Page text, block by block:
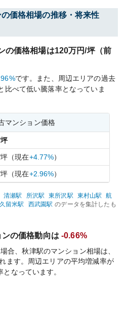
価格相場の推移・将来性
の価格相場は120万円/坪（前
です。
また、周辺エリアの過去
比べて低い騰落率となっていま
マンション価格
（現在+4.77%）
（現在+2.96%）
清瀬駅 所沢駅 東所沢駅 東村山駅
航
留米駅 西武園駅 のデータを集計したも
の価格動向は -0.66%
合、秋津駅のマンション相場は、
ます。周辺エリアの平均増減率が
となっています。